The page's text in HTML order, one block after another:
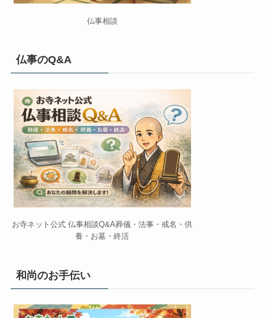
仏事相談
仏事のQ&A
お寺ネット公式 仏事相談Q&A葬儀・法事・戒名・供
養・お墓・終活
和尚のお手伝い